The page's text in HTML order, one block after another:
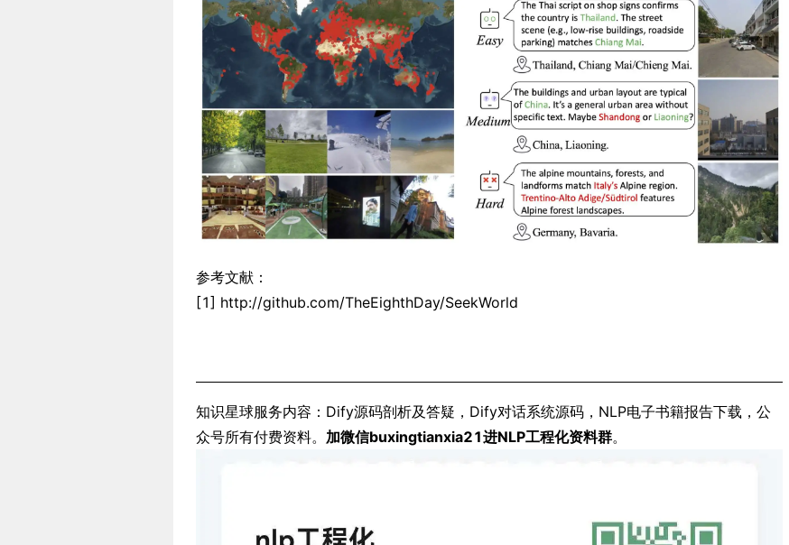
参考文献：
[1] http://github.com/TheEighthDay/SeekWorld
知识星球服务内容：Dify源码剖析及答疑，Dify对话系统源码，NLP电子书籍报告下载，公
众号所有付费资料。 加微信buxingtianxia21进NLP工程化资料群。